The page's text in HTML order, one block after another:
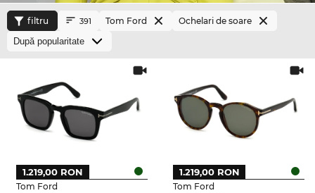
filtru 391 Tom Ford Ochelari de soare
Tom Ford
1.219,00 RON
Tom Ford
1.219,00 RON